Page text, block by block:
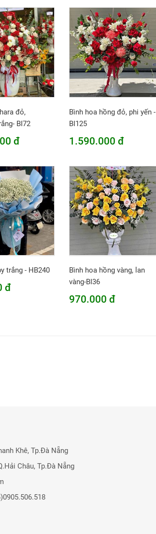
đỏ,
BI72
đ
Bình hoa hồng đỏ, phi yến -
BI125
1.590.000 đ
trắng - HB240
đ
Bình hoa hồng vàng, lan
vàng-BI36
970.000 đ
Khê, Tp.Đà Nẵng
Châu, Tp.Đà Nẵng